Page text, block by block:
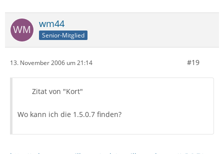
wm44
Senior-Mitglied
13. November 2006 um 21:14 #19
Zitat von "Kort"
Wo kann ich die 1.5.0.7 finden?